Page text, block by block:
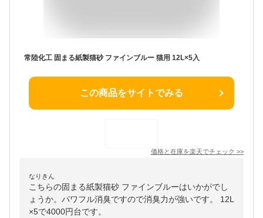
常陸化工 固まる紙製猫砂 ファインブルー 猫用 12L×5入
この商品をサイトでみる
価格と在庫を楽天でチェック >>
なりきん
こちらの固まる紙製猫砂 ファインブルーはいかがでし
ょうか。パワフル消臭ですので消臭力が強いです。 12L
×5で4000円台です。